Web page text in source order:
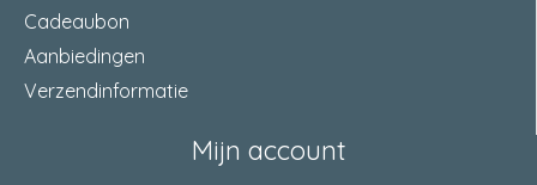
Cadeaubon
Aanbiedingen
Verzendinformatie
Mijn account